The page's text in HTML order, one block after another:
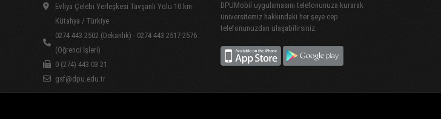
Evliya Çelebi Yerleşkesi Tavşanlı Yolu 10.km
Kütahya / Türkiye
0274 443 2502 (Dekanlık) - 0274 443 2517-2576
(Öğrenci İşleri)
0 (274) 443 03 21
gsf@dpu.edu.tr
DPUMobil uygulamasını telefonunuza kurarak
üniversitemiz hakkındaki her şeye cep
telefonunuzdan ulaşabilirsiniz.